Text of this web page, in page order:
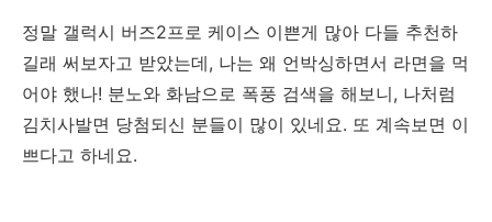
정말 갤럭시 버즈2프로 케이스 이쁜게 많아 다들 추천하
길래 써보자고 받았는데, 나는 왜 언박싱하면서 라면을 먹
어야 했나! 분노와 화남으로 폭풍 검색을 해보니, 나처럼
김치사발면 당첨되신 분들이 많이 있네요. 또 계속보면 이
쁘다고 하네요.